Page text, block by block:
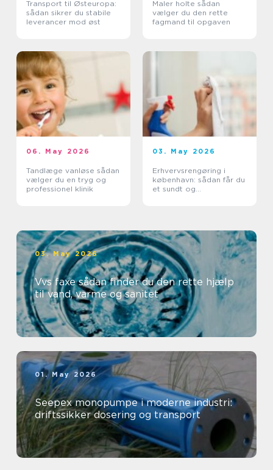
Transport til Østeuropa:
sådan sikrer du stabile
leverancer mod øst
Maler holte sådan
vælger du den rette
fagmand til opgaven
06. May 2026
Tandlæge vanløse sådan
vælger du en tryg og
professionel klinik
03. May 2026
Erhvervsrengøring i
københavn: sådan får du
et sundt og
03. May 2026
Vvs faxe sådan finder du den rette hjælp
til vand, varme og sanitet
01. May 2026
Seepex monopumpe i moderne industri:
driftssikker dosering og transport